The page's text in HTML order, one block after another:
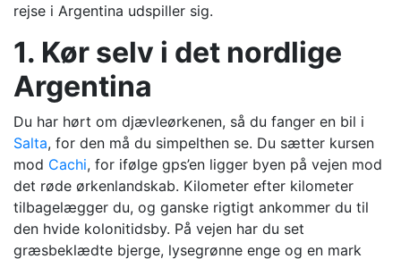
rejse i Argentina udspiller sig.
1. Kør selv i det nordlige
Argentina
Du har hørt om djævleørkenen, så du fanger en bil i
Salta, for den må du simpelthen se. Du sætter kursen
mod Cachi, for ifølge gps’en ligger byen på vejen mod
det røde ørkenlandskab. Kilometer efter kilometer
tilbagelægger du, og ganske rigtigt ankommer du til
den hvide kolonitidsby. På vejen har du set
græsbeklædte bjerge, lysegrønne enge og en mark